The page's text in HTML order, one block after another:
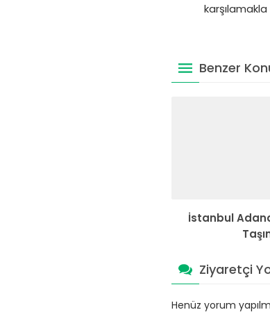
Benzer
İstanbul
Ziyaretçi
Henüz yorum